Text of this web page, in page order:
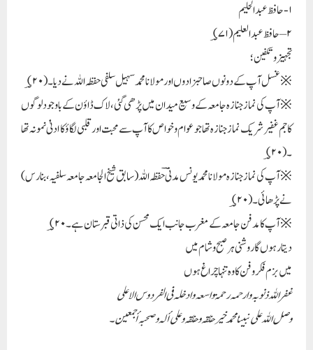
۱- حافظ عبد الحلیم
۲ – حافظ عبد العلیم ( ؃۷۱)
تجہیز و تکفین ؛
※ غسل آپ کے دونوں صاحبزادوں اور مولانا محمد سہیل سلفی حفظہ اللہ نے دیا ۔(؃۲۰)
※ آپ کی نماز جنازہ جامعہ کے وسیع میدان میں پڑھی گئی ، لاک ڈاؤن کے باوجود لوگوں
کا جم غفیر شریک نماز جنازہ تھا جو عوام و خواص کا آپ سے محبت اور قلبی لگاؤ کا ادنیٰ نمونہ تھا
۔(؃۲۰ )
※ آپ کی نماز جنازہ مولانا محمد یونس مدنیؔ حفظہ اللہ ( سابق شیخ الجامعہ جامعہ سلفیہ ، بنارس )
نے پڑھائی ۔( ؃۲۰)
※ آپ کا مدفن جامعہ کے مغرب جانب ایک محسن کی ذاتی قبرستان ہے ۔؃۲۰)
دیتا رہوں گا روشنی ہر صبح و شام میں
میں بزم فکرو فن کا وہ تنہا چراغ ہوں
غفراللہ ذنوبہ وا رحمہ رحمۃ واسعہ وادخلہ فی الفردوس الاعلی
وصل اللہ علی نبینا محمد خیر خلقہ و خلقہ وعلی ألہ وصحبہ أجمعین ۔